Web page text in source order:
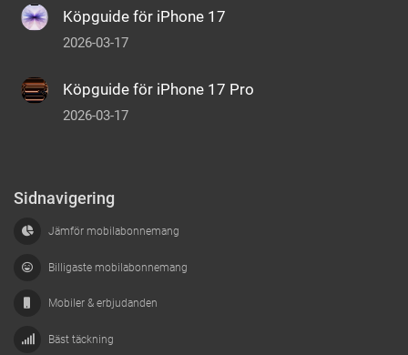
Köpguide för iPhone 17
2026-03-17
Köpguide för iPhone 17 Pro
2026-03-17
Sidnavigering
Jämför mobilabonnemang
Billigaste mobilabonnemang
Mobiler & erbjudanden
Bäst täckning